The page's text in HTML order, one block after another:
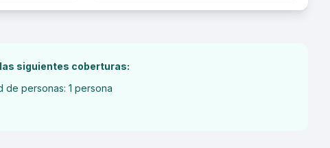
siguientes coberturas:
de personas: 1 persona